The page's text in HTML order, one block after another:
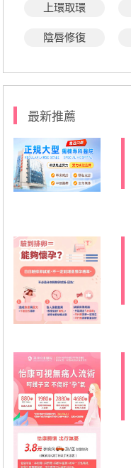
上環取環
陰唇修復
最新推薦